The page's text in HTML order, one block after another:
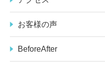
お客様の声
BeforeAfter